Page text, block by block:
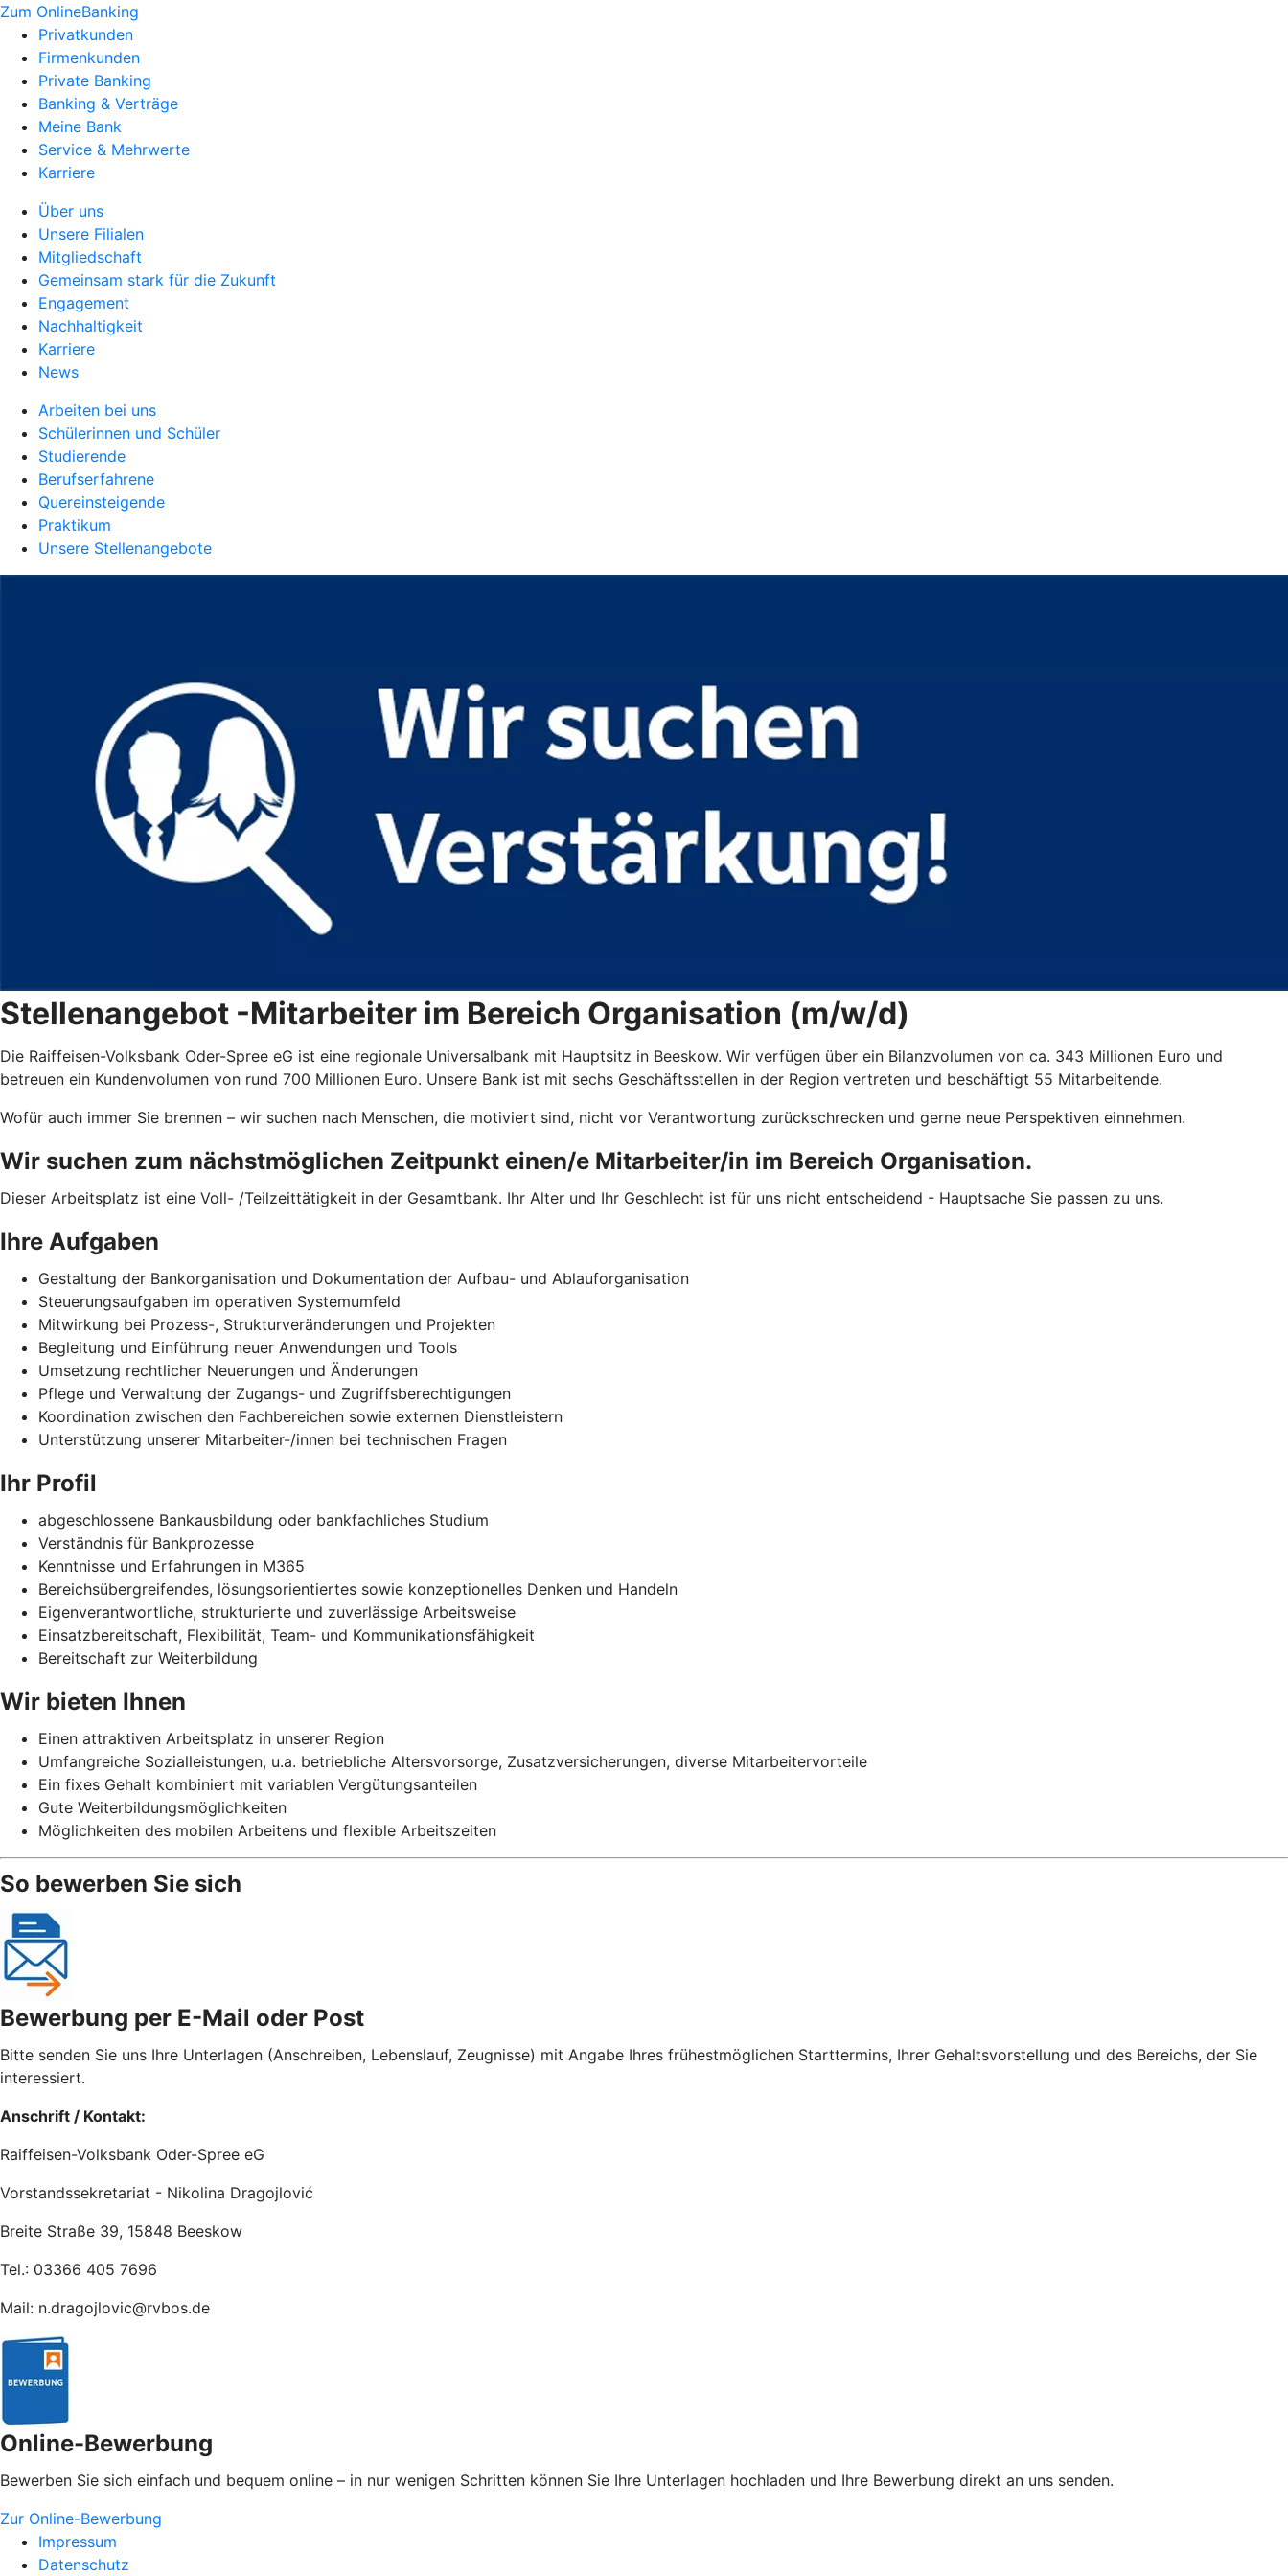
Zum OnlineBanking
Privatkunden
Firmenkunden
Private Banking
Banking & Verträge
Meine Bank
Service & Mehrwerte
Karriere
Über uns
Unsere Filialen
Mitgliedschaft
Gemeinsam stark für die Zukunft
Engagement
Nachhaltigkeit
Karriere
News
Arbeiten bei uns
Schülerinnen und Schüler
Studierende
Berufserfahrene
Quereinsteigende
Praktikum
Unsere Stellenangebote
Stellenangebot -Mitarbeiter im Bereich Organisation (m/w/d)
Die Raiffeisen-Volksbank Oder-Spree eG ist eine regionale Universalbank mit Hauptsitz in Beeskow. Wir verfügen über ein Bilanzvolumen von ca. 343 Millionen Euro und
betreuen ein Kundenvolumen von rund 700 Millionen Euro. Unsere Bank ist mit sechs Geschäftsstellen in der Region vertreten und beschäftigt 55 Mitarbeitende.
Wofür auch immer Sie brennen – wir suchen nach Menschen, die motiviert sind, nicht vor Verantwortung zurückschrecken und gerne neue Perspektiven einnehmen.
Wir suchen zum nächstmöglichen Zeitpunkt einen/e Mitarbeiter/in im Bereich Organisation.
Dieser Arbeitsplatz ist eine Voll- /Teilzeittätigkeit in der Gesamtbank. Ihr Alter und Ihr Geschlecht ist für uns nicht entscheidend - Hauptsache Sie passen zu uns.
Ihre Aufgaben
Gestaltung der Bankorganisation und Dokumentation der Aufbau- und Ablauforganisation
Steuerungsaufgaben im operativen Systemumfeld
Mitwirkung bei Prozess-, Strukturveränderungen und Projekten
Begleitung und Einführung neuer Anwendungen und Tools
Umsetzung rechtlicher Neuerungen und Änderungen
Pflege und Verwaltung der Zugangs- und Zugriffsberechtigungen
Koordination zwischen den Fachbereichen sowie externen Dienstleistern
Unterstützung unserer Mitarbeiter-/innen bei technischen Fragen
Ihr Profil
abgeschlossene Bankausbildung oder bankfachliches Studium
Verständnis für Bankprozesse
Kenntnisse und Erfahrungen in M365
Bereichsübergreifendes, lösungsorientiertes sowie konzeptionelles Denken und Handeln
Eigenverantwortliche, strukturierte und zuverlässige Arbeitsweise
Einsatzbereitschaft, Flexibilität, Team- und Kommunikationsfähigkeit
Bereitschaft zur Weiterbildung
Wir bieten Ihnen
Einen attraktiven Arbeitsplatz in unserer Region
Umfangreiche Sozialleistungen, u.a. betriebliche Altersvorsorge, Zusatzversicherungen, diverse Mitarbeitervorteile
Ein fixes Gehalt kombiniert mit variablen Vergütungsanteilen
Gute Weiterbildungsmöglichkeiten
Möglichkeiten des mobilen Arbeitens und flexible Arbeitszeiten
So bewerben Sie sich
Bewerbung per E-Mail oder Post
Bitte senden Sie uns Ihre Unterlagen (Anschreiben, Lebenslauf, Zeugnisse) mit Angabe Ihres frühestmöglichen Starttermins, Ihrer Gehaltsvorstellung und des Bereichs, der Sie
interessiert.
Anschrift / Kontakt:
Raiffeisen-Volksbank Oder-Spree eG
Vorstandssekretariat - Nikolina Dragojlović
Breite Straße 39, 15848 Beeskow
Tel.: 03366 405 7696
Mail: n.dragojlovic@rvbos.de
Online-Bewerbung
Bewerben Sie sich einfach und bequem online – in nur wenigen Schritten können Sie Ihre Unterlagen hochladen und Ihre Bewerbung direkt an uns senden.
Zur Online-Bewerbung
Impressum
Datenschutz